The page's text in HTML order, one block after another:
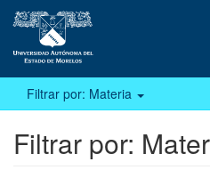
Filtrar por: Materia
Filtrar por: